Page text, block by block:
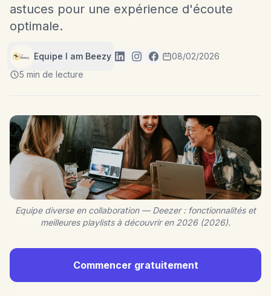
astuces pour une expérience d'écoute
optimale.
Equipe I am Beezy
08/02/2026
5 min de lecture
Equipe diverse en collaboration — Deezer : fonctionnalités et
meilleures playlists à découvrir en 2026 (2026).
Commencer gratuitement